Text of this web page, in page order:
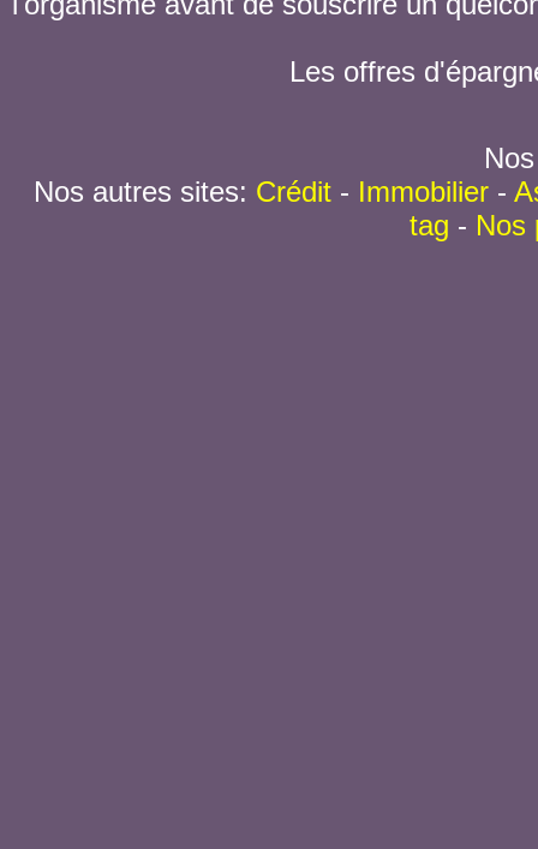
Les offres
Nos autres sites: Crédit- Immobilier-
tag - Nos